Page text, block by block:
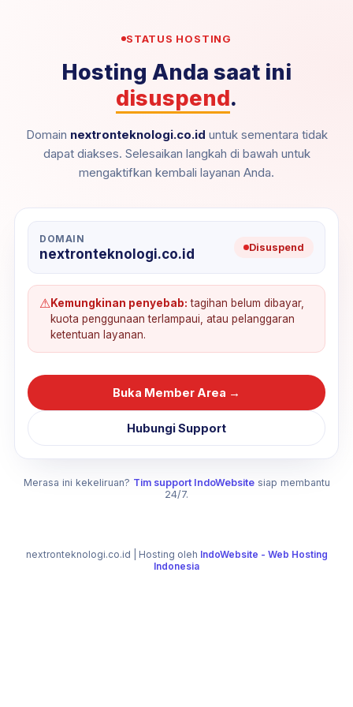
STATUS HOSTING
Hosting Anda saat ini
disuspend.
Domain nextronteknologi.co.id untuk sementara tidak
dapat diakses. Selesaikan langkah di bawah untuk
mengaktifkan kembali layanan Anda.
DOMAIN
nextronteknologi.co.id Disuspend
⚠Kemungkinan penyebab: tagihan belum dibayar,
kuota penggunaan terlampaui, atau pelanggaran
ketentuan layanan.
Buka Member Area →
Hubungi Support
Merasa ini kekeliruan? Tim support IndoWebsitesiap membantu
24/7.
nextronteknologi.co.id | Hosting oleh IndoWebsite - Web Hosting
Indonesia